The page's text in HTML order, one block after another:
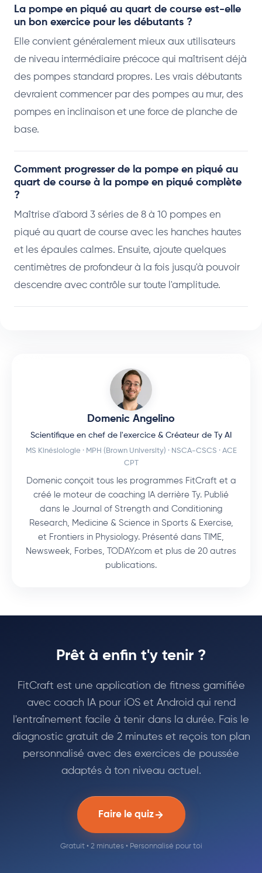
La pompe en piqué au quart de course est-elle
un bon exercice pour les débutants ?
Elle convient généralement mieux aux utilisateurs
de niveau intermédiaire précoce qui maîtrisent déjà
des pompes standard propres. Les vrais débutants
devraient commencer par des pompes au mur, des
pompes en inclinaison et une force de planche de
base.
Comment progresser de la pompe en piqué au
quart de course à la pompe en piqué complète
?
Maîtrise d'abord 3 séries de 8 à 10 pompes en
piqué au quart de course avec les hanches hautes
et les épaules calmes. Ensuite, ajoute quelques
centimètres de profondeur à la fois jusqu'à pouvoir
descendre avec contrôle sur toute l'amplitude.
Domenic Angelino
Scientifique en chef de l'exercice & Créateur de Ty AI
MS Kinésiologie · MPH (Brown University) · NSCA-CSCS · ACE
CPT
Domenic conçoit tous les programmes FitCraft et a
créé le moteur de coaching IA derrière Ty. Publié
dans le Journal of Strength and Conditioning
Research, Medicine & Science in Sports & Exercise,
et Frontiers in Physiology. Présenté dans TIME,
Newsweek, Forbes, TODAY.com et plus de 20 autres
publications.
Prêt à enfin t'y tenir ?
FitCraft est une application de fitness gamifiée
avec coach IA pour iOS et Android qui rend
l'entraînement facile à tenir dans la durée. Fais le
diagnostic gratuit de 2 minutes et reçois ton plan
personnalisé avec des exercices de poussée
adaptés à ton niveau actuel.
Faire le quiz
Gratuit • 2 minutes • Personnalisé pour toi